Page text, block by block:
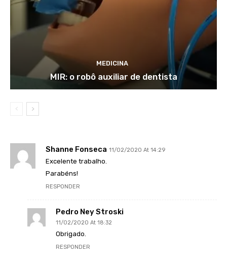
MEDICINA
MIR: o robô auxiliar de dentista
Shanne Fonseca 11/02/2020 At 14:29
Excelente trabalho.
Parabéns!
RESPONDER
Pedro Ney Stroski
11/02/2020 At 18:32
Obrigado.
RESPONDER